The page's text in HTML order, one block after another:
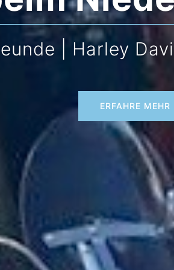
| Harley
ERFAHRE MEHR